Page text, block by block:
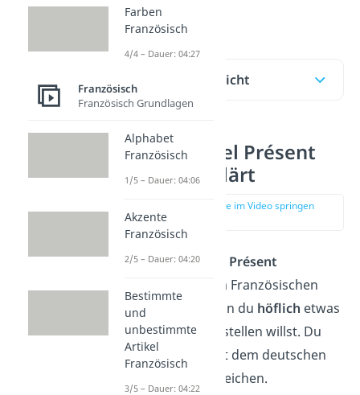
und im
Inhaltsübersicht
Conditionnel Présent
einfach erklärt
zur Stelle im Video springen
DasConditionnel Présent
verwendest du im Französischen
zum Beispiel, wenn du höflich etwas
im Restaurant bestellen willst. Du
kannst es also mit dem deutschen
vergleichen.
Farben
Französisch
4/4 – Dauer: 04:27
Französisch
Französisch Grundlagen
Alphabet
Französisch
1/5 – Dauer: 04:06
Akzente
Französisch
2/5 – Dauer: 04:20
Bestimmte
und
unbestimmte
Artikel
Französisch
3/5 – Dauer: 04:22